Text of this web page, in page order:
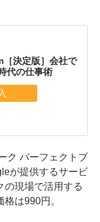
［決定版］会社で
代の仕事術
ク パーフェクトブ
が提供するサービ
の現場で活用する
は990円。